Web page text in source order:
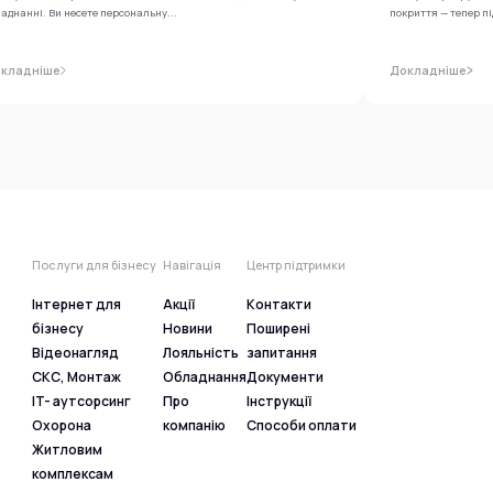
Ви несете персональну...
покриття — тепер
Докладніше
Послуги для бізнесу
Інтернет для
бізнесу
Відеонагляд
СКС, Монтаж
IT- аутсорсинг
Охорона
Житловим
комплексам
Навігація
Акції
Новини
Лояльність
Обладнання
Про
компанію
Центр підтримки
Контакти
Поширені
запитання
Документи
Інструкції
Способи оплати